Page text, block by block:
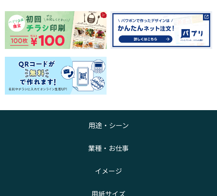
用途・シーン
業種・お仕事
イメージ
用紙サイズ